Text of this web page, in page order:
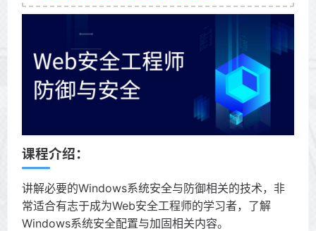
课程介绍：
讲解必要的Windows系统安全与防御相关的技术，非
常适合有志于成为Web安全工程师的学习者，了解
Windows系统安全配置与加固相关内容。